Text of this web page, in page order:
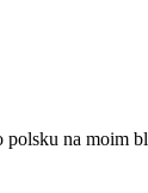
na moim